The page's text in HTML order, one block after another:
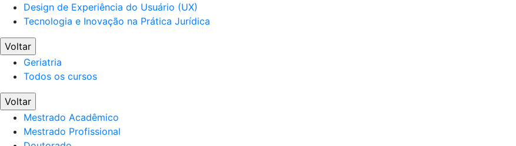
Design de Experiência do Usuário (UX)
Tecnologia e Inovação na Prática Jurídica
Voltar
Geriatria
Todos os cursos
Voltar
Mestrado Acadêmico
Mestrado Profissional